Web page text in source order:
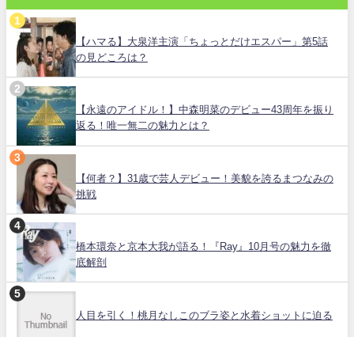
【ハマる】大泉洋主演「ちょっとだけエスパー」第5話
の見どころは？
【永遠のアイドル！】中森明菜のデビュー43周年を振り
返る！唯一無二の魅力とは？
【何者？】31歳で芸人デビュー！美貌を誇るまつなみの
挑戦
橋本環奈と京本大我が語る！『Ray』10月号の魅力を徹
底解剖
人目を引く！桃月なしこのブラ姿と水着ショットに迫る